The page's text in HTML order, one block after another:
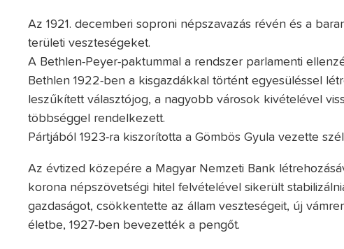
Az 1921. decemberi soproni népszavazás révén és a
területi veszteségeket.
A Bethlen-Peyer-paktummal a rendszer parlamenti
Bethlen 1922-ben a kisgazdákkal történt egyesüléssel
leszűkített választójog, a nagyobb városok kivételével
többséggel rendelkezett.
Pártjából 1923-ra kiszorította a Gömbös Gyula vezette
Az évtized közepére a Magyar Nemzeti Bank
korona népszövetségi hitel felvételével sikerült
gazdaságot, csökkentette az állam veszteségeit, új
életbe, 1927-ben bevezették a pengőt.